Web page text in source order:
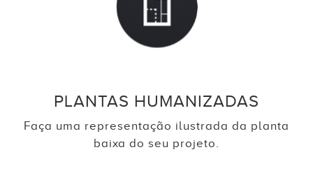
PLANTAS HUMANIZADAS
Faça uma representação ilustrada da planta
baixa do seu projeto.